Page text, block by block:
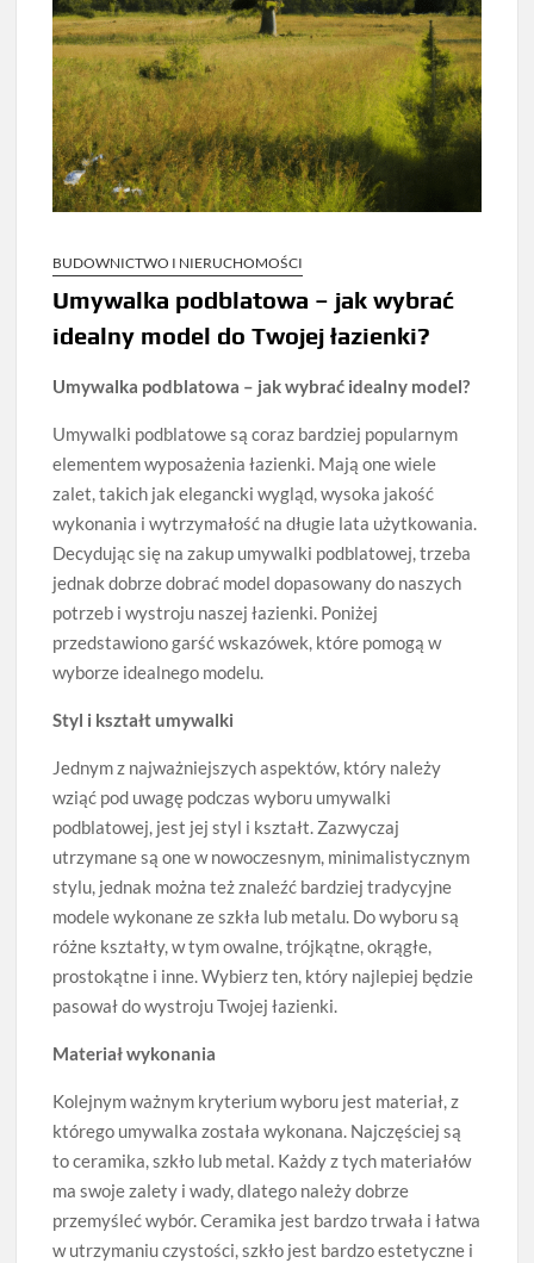
BUDOWNICTWO I NIERUCHOMOŚCI
Umywalka podblatowa – jak wybrać
idealny model do Twojej łazienki?
Umywalka podblatowa – jak wybrać idealny model?
Umywalki podblatowe są coraz bardziej popularnym
elementem wyposażenia łazienki. Mają one wiele
zalet, takich jak elegancki wygląd, wysoka jakość
wykonania i wytrzymałość na długie lata użytkowania.
Decydując się na zakup umywalki podblatowej, trzeba
jednak dobrze dobrać model dopasowany do naszych
potrzeb i wystroju naszej łazienki. Poniżej
przedstawiono garść wskazówek, które pomogą w
wyborze idealnego modelu.
Styl i kształt umywalki
Jednym z najważniejszych aspektów, który należy
wziąć pod uwagę podczas wyboru umywalki
podblatowej, jest jej styl i kształt. Zazwyczaj
utrzymane są one w nowoczesnym, minimalistycznym
stylu, jednak można też znaleźć bardziej tradycyjne
modele wykonane ze szkła lub metalu. Do wyboru są
różne kształty, w tym owalne, trójkątne, okrągłe,
prostokątne i inne. Wybierz ten, który najlepiej będzie
pasował do wystroju Twojej łazienki.
Materiał wykonania
Kolejnym ważnym kryterium wyboru jest materiał, z
którego umywalka została wykonana. Najczęściej są
to ceramika, szkło lub metal. Każdy z tych materiałów
ma swoje zalety i wady, dlatego należy dobrze
przemyśleć wybór. Ceramika jest bardzo trwała i łatwa
w utrzymaniu czystości, szkło jest bardzo estetyczne i